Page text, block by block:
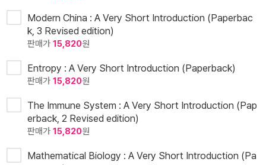
Modern China : A Very Short Introduction (Paperbac
k, 3 Revised edition)
판매가 15,820원
Entropy : A Very Short Introduction (Paperback)
판매가 15,820원
The Immune System : A Very Short Introduction (Pap
erback, 2 Revised edition)
판매가 15,820원
Mathematical Biology : A Very Short Introduction (Pa